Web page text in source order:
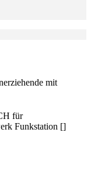
mit
für
Funkstation []